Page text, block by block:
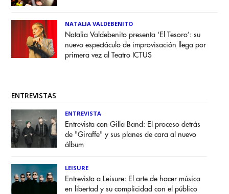
NATALIA VALDEBENITO
Natalia Valdebenito presenta ‘El Tesoro’: su
nuevo espectáculo de improvisación llega por
primera vez al Teatro ICTUS
ENTREVISTAS
ENTREVISTA
Entrevista con Gilla Band: El proceso detrás
de "Giraffe" y sus planes de cara al nuevo
álbum
LEISURE
Entrevista a Leisure: El arte de hacer música
en libertad y su complicidad con el público